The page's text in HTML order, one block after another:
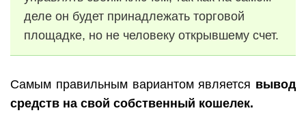
деле он будет принадлежать торговой
площадке, но не человеку открывшему счет.
Самым правильным вариантом является вывод
средств на свой собственный кошелек.